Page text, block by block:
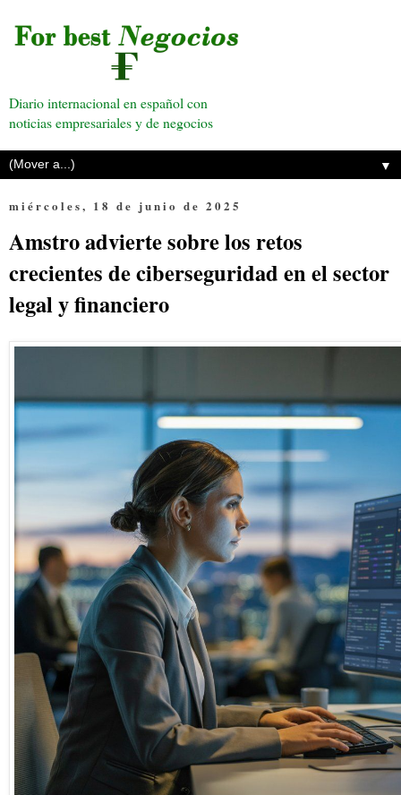
Diario internacional en español con
noticias empresariales y de negocios
▼
miércoles, 18 de junio de 2025
Amstro advierte sobre los retos
crecientes de ciberseguridad en el sector
legal y financiero